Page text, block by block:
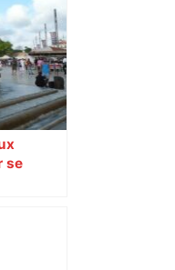
–
se